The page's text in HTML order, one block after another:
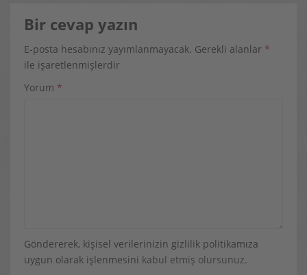
Bir cevap yazın
E-posta hesabınız yayımlanmayacak. Gerekli alanlar *
ile işaretlenmişlerdir
Yorum *
Göndererek, kişisel verilerinizin gizlilik politikamıza
uygun olarak işlenmesini kabul etmiş olursunuz.